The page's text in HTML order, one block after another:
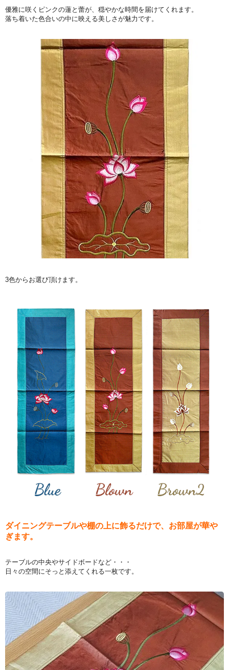
優雅に咲くピンクの蓮と蕾が、穏やかな時間を届けてくれます。
落ち着いた色合いの中に映える美しさが魅力です。
3色からお選び頂けます。
ダイニングテーブルや棚の上に飾るだけで、お部屋が華や
ぎます。
テーブルの中央やサイドボードなど・・・
日々の空間にそっと添えてくれる一枚です。